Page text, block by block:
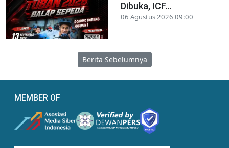
Dibuka, ICF...
06 Agustus 2026 09:00
Berita Sebelumnya
MEMBER OF